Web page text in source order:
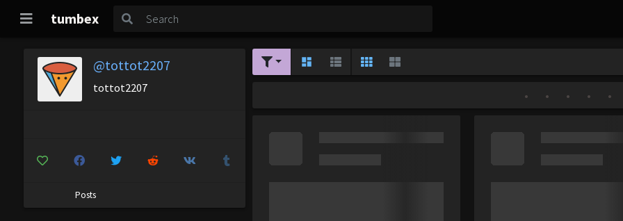
tumbex
@tottot2207
tottot2207
Posts
GalleryList ClassicLarge
• • • • •